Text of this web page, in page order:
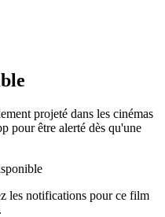
projeté dans les cinémas
pour être alerté dès qu'une
les notifications pour ce film